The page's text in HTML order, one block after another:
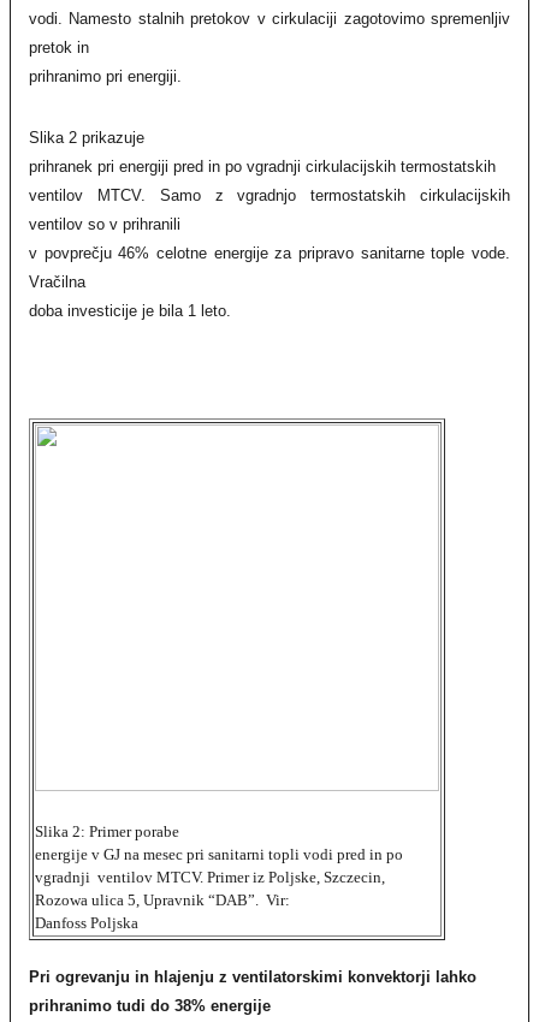
vodi. Namesto stalnih pretokov v cirkulaciji zagotovimo spremenljiv
pretok in
prihranimo pri energiji.
Slika 2 prikazuje
prihranek pri energiji pred in po vgradnji cirkulacijskih termostatskih
ventilov MTCV. Samo z vgradnjo termostatskih cirkulacijskih
ventilov so v prihranili
v povprečju 46% celotne energije za pripravo sanitarne tople vode.
Vračilna
doba investicije je bila 1 leto.
Slika 2: Primer porabe
energije v GJ na mesec pri sanitarni topli vodi pred in po
vgradnji ventilov MTCV. Primer iz Poljske, Szczecin,
Rozowa ulica 5, Upravnik “DAB”. Vir:
Danfoss Poljska
Pri ogrevanju in hlajenju z ventilatorskimi konvektorji lahko
prihranimo tudi do 38% energije